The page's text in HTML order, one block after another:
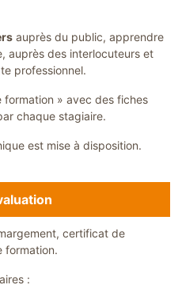
auprès du public, apprendre
auprès des interlocuteurs et
professionnel.
» avec des fiches
chaque stagiaire.
est mise à disposition.
certificat de
formation.
: